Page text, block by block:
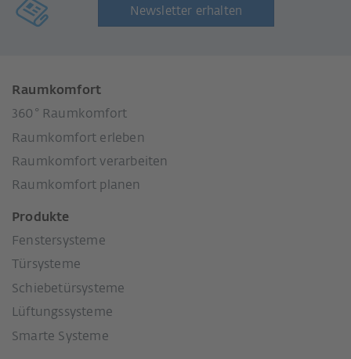
Newsletter erhalten
Raumkomfort
360° Raumkomfort
Raumkomfort erleben
Raumkomfort verarbeiten
Raumkomfort planen
Produkte
Fenstersysteme
Türsysteme
Schiebetürsysteme
Lüftungssysteme
Smarte Systeme